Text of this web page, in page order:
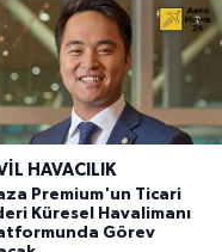
HAVACILIK
Premium'un Ticari
Küresel Havalimanı
Görev